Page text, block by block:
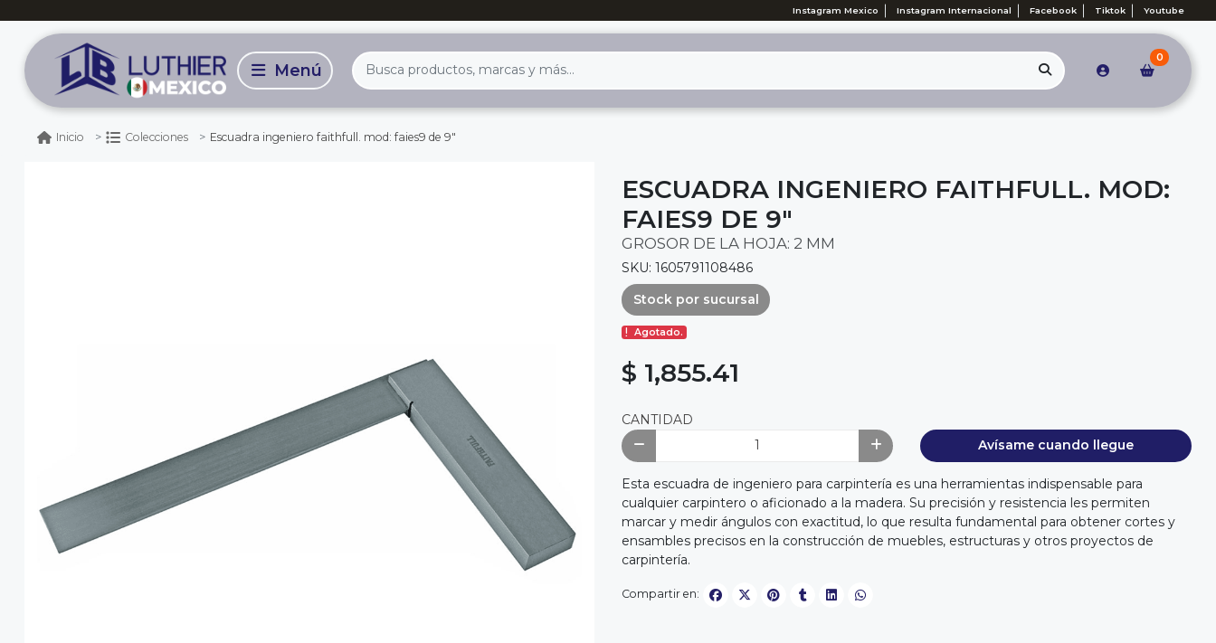
Instagram Mexico Instagram Internacional Facebook Tiktok Youtube
0
Inicio Colecciones Escuadra ingeniero faithfull. mod: faies9 de 9"
ESCUADRA INGENIERO FAITHFULL. MOD:
FAIES9 DE 9"
GROSOR DE LA HOJA: 2 MM
SKU: 1605791108486
Stock por sucursal
Agotado.
$ 1,855.41
CANTIDAD
Avísame cuando llegue
Esta escuadra de ingeniero para carpintería es una herramientas indispensable para
cualquier carpintero o aficionado a la madera. Su precisión y resistencia les permiten
marcar y medir ángulos con exactitud, lo que resulta fundamental para obtener cortes y
ensambles precisos en la construcción de muebles, estructuras y otros proyectos de
carpintería.
Compartir en: